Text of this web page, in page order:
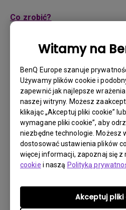
Witamy na
BenQ Europe szanuje
Używamy plików cookie i
zapewnić jak najlepsze
naszej witryny. Możesz
klikając „Akceptuj pliki cookie”
wymagane pliki cookie”, aby
niezbędne technologie. Możesz
dostosować ustawienia plików
więcej informacji, zapoznaj się
cookie i naszą Polityką
Akceptuj pliki
Co zrobić?
gwarancyjnym, przysługuje Ci
który został określony przez
konkretnego produktu.
1. Aby zgłosić się po obsługę
wypełnić nasz formularz
niezbędne informacje na temat
oraz dane kontaktowe.
stroniewww.benq.eulub na
dla Twojego kraju.
2. Następnie skontaktuje się z
Technicznego BenQ ("Zespół
problemu lub potwierdzenia
3. Gdy Agent prowadzący